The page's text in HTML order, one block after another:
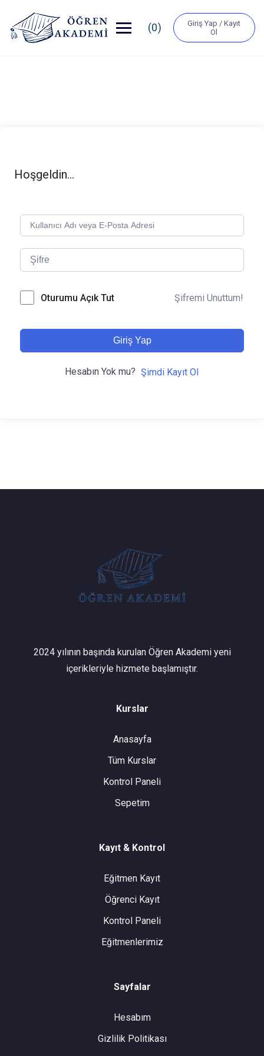
(0)
Giriş Yap / Kayıt
Ol
Hoşgeldin...
Oturumu Açık Tut Şifremi Unuttum!
Giriş Yap
Hesabın Yok mu? Şimdi Kayıt Ol
2024 yılının başında kurulan Öğren Akademi yeni
içerikleriyle hizmete başlamıştır.
Kurslar
Anasayfa
Tüm Kurslar
Kontrol Paneli
Sepetim
Kayıt & Kontrol
Eğitmen Kayıt
Öğrenci Kayıt
Kontrol Paneli
Eğitmenlerimiz
Sayfalar
Hesabım
Gizlilik Politikası